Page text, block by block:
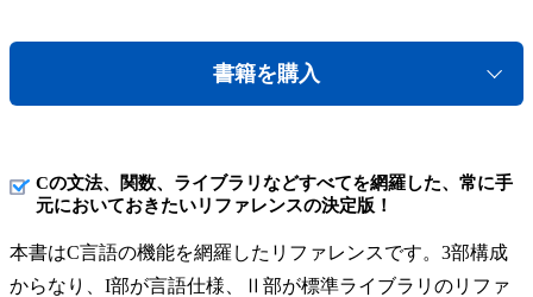
書籍を購入
Cの文法、関数、ライブラリなどすべてを網羅した、常に手
元においておきたいリファレンスの決定版！
本書はC言語の機能を網羅したリファレンスです。3部構成
からなり、I部が言語仕様、Ⅱ部が標準ライブラリのリファ